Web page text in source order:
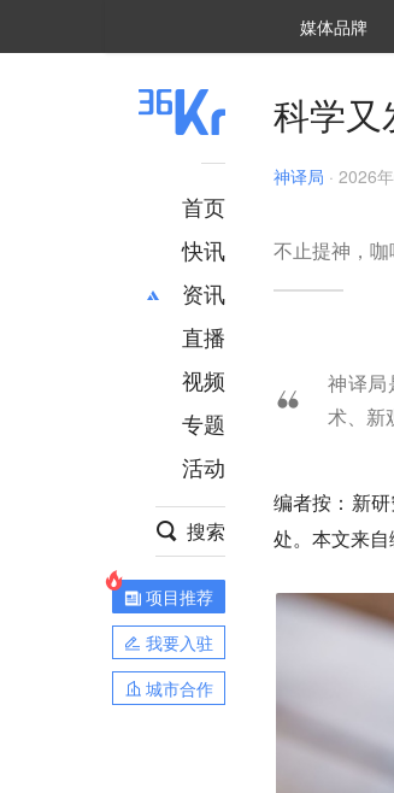
媒体品牌
首页
快讯
资讯
推荐
财经
项目推荐
安徽
直播
视频
专题
活动
搜索
项目推荐
我要入驻
城市合作
科学又
神译局 · 2026
不止提神，咖
神译局
术、新
编者按：新
处。本文来自